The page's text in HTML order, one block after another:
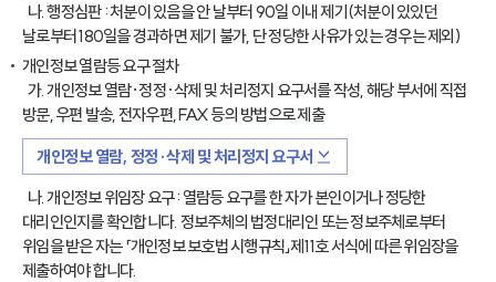
나. 행정심판 : 처분이 있음을 안 날부터 90일 이내 제기(처분이 있있던
날로부터 180일을 경과하면 제기 불가, 단 정당한 사유가 있는 경우는 제외)
개인정보 열람등 요구 절차
가. 개인정보 열람·정정·삭제 및 처리정지 요구서를 작성, 해당 부서에 직접
방문, 우편 발송, 전자우편, FAX 등의 방법으로 제출
개인정보 열람, 정정·삭제 및 처리정지 요구서
나. 개인정보 위임장 요구 : 열람등 요구를 한 자가 본인이거나 정당한
대리인인지를 확인합니다. 정보주체의 법정대리인 또는 정보주체로부터
위임을 받은 자는 「개인정보 보호법 시행규칙」제11호 서식에 따른 위임장을
제출하여야 합니다.